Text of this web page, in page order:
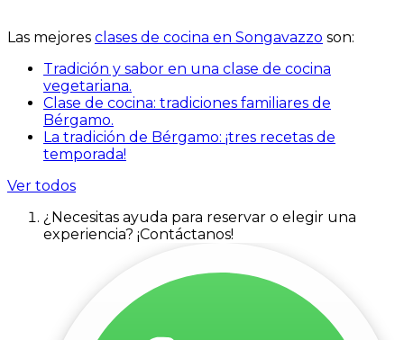
Las mejores clases de cocina en Songavazzo son:
Tradición y sabor en una clase de cocina
vegetariana.
Clase de cocina: tradiciones familiares de
Bérgamo.
La tradición de Bérgamo: ¡tres recetas de
temporada!
Ver todos
¿Necesitas ayuda para reservar o elegir una
experiencia? ¡Contáctanos!